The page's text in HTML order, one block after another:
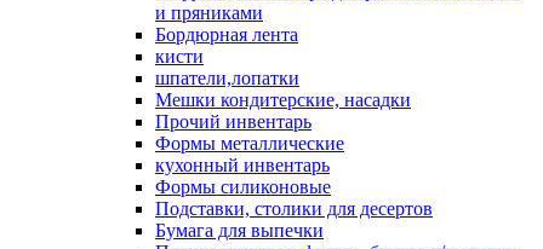
и пряниками
Бордюрная лента
кисти
шпатели,лопатки
Мешки кондитерские, насадки
Прочий инвентарь
Формы металлические
кухонный инвентарь
Формы силиконовые
Подставки, столики для десертов
Бумага для выпечки